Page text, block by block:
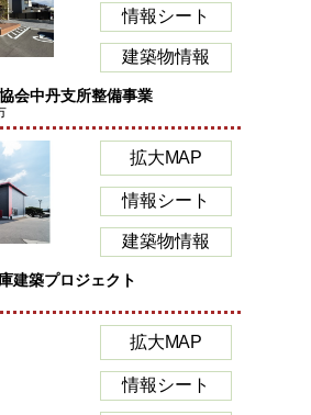
情報シート
建築物情報
会中丹支所整備事業
拡大MAP
情報シート
建築物情報
建築プロジェクト
拡大MAP
情報シート